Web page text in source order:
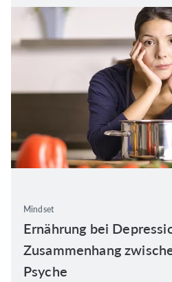
Mindset
Ernährung bei
Zusammenhang
Psyche